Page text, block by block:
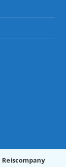
Reiscompany